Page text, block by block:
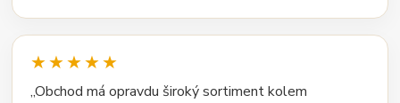
★★★★★
„Obchod má opravdu široký sortiment kolem